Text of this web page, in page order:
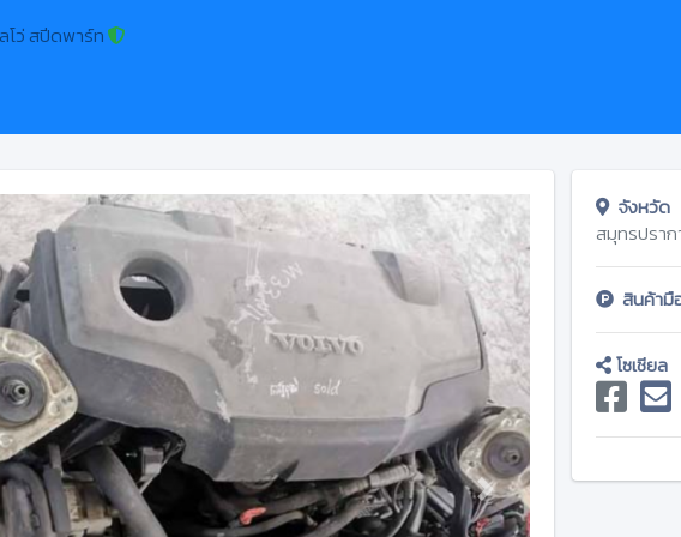
โว่ สปีดพาร์ท
Next
จังหวัด
สมุทรปราก
สินค้ามื
โซเชียล